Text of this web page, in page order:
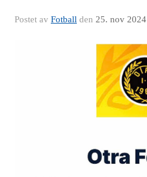
Postet av Fotball den 25. nov 2024